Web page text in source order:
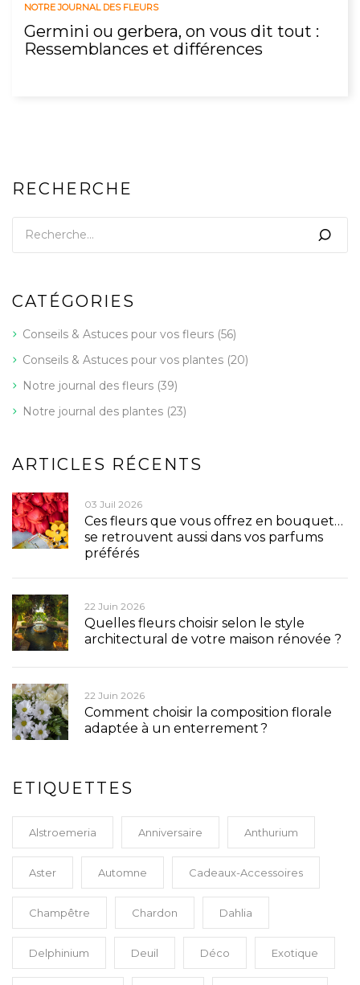
NOTRE JOURNAL DES FLEURS
Germini ou gerbera, on vous dit tout :
Ressemblances et différences
RECHERCHE
CATÉGORIES
Conseils & Astuces pour vos fleurs (56)
Conseils & Astuces pour vos plantes (20)
Notre journal des fleurs (39)
Notre journal des plantes (23)
ARTICLES RÉCENTS
03 Juil 2026
Ces fleurs que vous offrez en bouquet…
se retrouvent aussi dans vos parfums
préférés
22 Juin 2026
Quelles fleurs choisir selon le style
architectural de votre maison rénovée ?
22 Juin 2026
Comment choisir la composition florale
adaptée à un enterrement ?
ETIQUETTES
Alstroemeria Anniversaire Anthurium
Aster Automne Cadeaux-Accessoires
Champêtre Chardon Dahlia
Delphinium Deuil Déco Exotique